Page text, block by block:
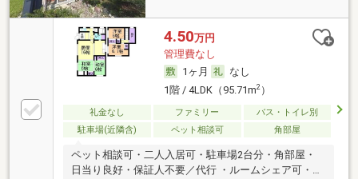
4.50万円
管理費なし
1ヶ月
なし
1階 / 4LDK（95.71m2）
礼金なし ファミリー
バス・トイレ別
駐車場(近隣含)
ペット相談可 角部屋
ペット相談可・二人入居可・駐車場2台分・角部屋・
日当り良好・保証人不要／代行 ・ルームシェア可・初